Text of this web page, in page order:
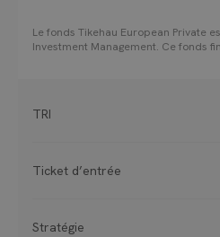
Le fonds Tikehau European Private
Investment Management. Ce fonds
principalement de prêts garantis
des sociétés européennes jugées
TRI
Ticket d’entrée
Stratégie